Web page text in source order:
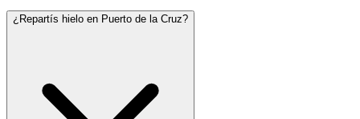
¿Repartís hielo en Puerto de la Cruz?